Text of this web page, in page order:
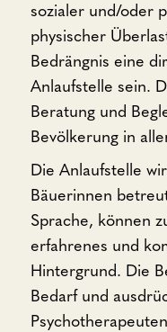
sozialer und/oder
physischer
Bedrängnis eine
Anlaufstelle sein.
Beratung und
Bevölkerung in
Die Anlaufstelle
Bäuerinnen
Sprache, können
erfahrenes und
Hintergrund. Die
Bedarf und